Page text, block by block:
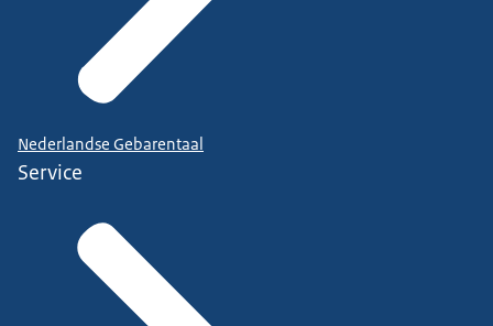
Nederlandse Gebarentaal
Service